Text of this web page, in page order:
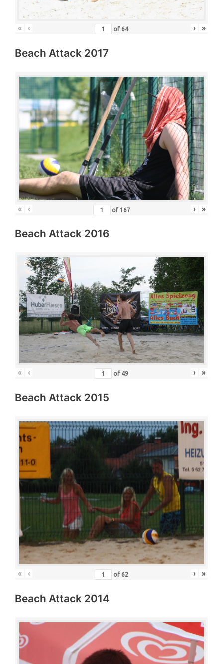
« ‹ of 64 › »
Beach Attack 2017
« ‹ of 167 › »
Beach Attack 2016
« ‹ of 49 › »
Beach Attack 2015
« ‹ of 62 › »
Beach Attack 2014